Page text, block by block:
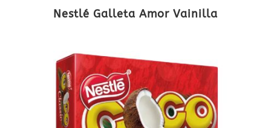
Nestlé Galleta Amor Vainilla